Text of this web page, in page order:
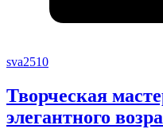
sva2510
Творческая
элегантного